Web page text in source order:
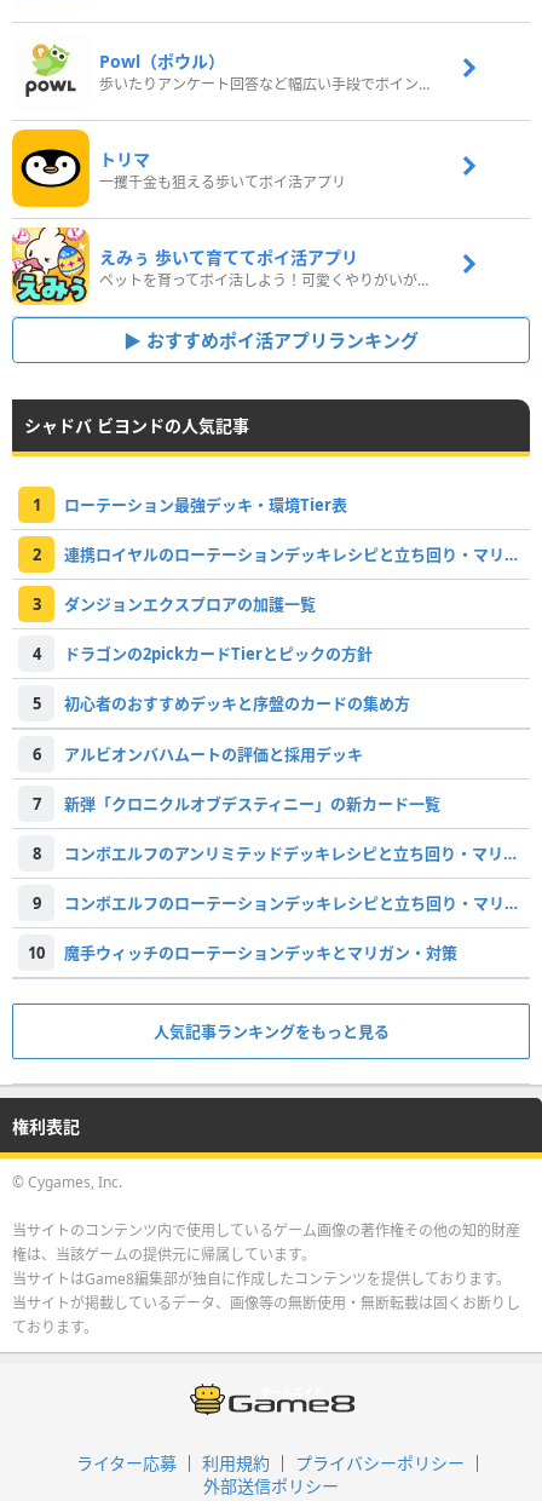
Powl（ポウル）
歩いたりアンケート回答など幅広い手段でポイントをゲット
トリマ
一攫千金も狙える歩いてポイ活アプリ
えみぅ 歩いて育ててポイ活アプリ
ペットを育ってポイ活しよう！可愛くやりがいがある新感覚アプリ
おすすめポイ活アプリランキング
シャドバ ビヨンドの人気記事
1 ローテーション最強デッキ・環境Tier表
2 連携ロイヤルのローテーションデッキレシピと立ち回り・マリガン
3 ダンジョンエクスプロアの加護一覧
4 ドラゴンの2pickカードTierとピックの方針
5 初心者のおすすめデッキと序盤のカードの集め方
6 アルビオンバハムートの評価と採用デッキ
7 新弾「クロニクルオブデスティニー」の新カード一覧
8 コンボエルフのアンリミテッドデッキレシピと立ち回り・マリガン
9 コンボエルフのローテーションデッキレシピと立ち回り・マリガン
10 魔手ウィッチのローテーションデッキとマリガン・対策
人気記事ランキングをもっと見る
権利表記
© Cygames, Inc.
当サイトのコンテンツ内で使用しているゲーム画像の著作権その他の知的財産
権は、当該ゲームの提供元に帰属しています。
当サイトはGame8編集部が独自に作成したコンテンツを提供しております。
当サイトが掲載しているデータ、画像等の無断使用・無断転載は固くお断りし
ております。
ライター応募 利用規約
プライバシーポリシー
外部送信ポリシー